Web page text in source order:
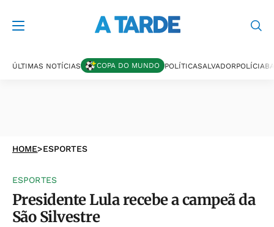
ÚLTIMAS NOTÍCIAS COPA DO MUNDO POLÍTICASALVADORPOLÍCIA
HOME>ESPORTES
ESPORTES
Presidente Lula recebe a campeã da
São Silvestre